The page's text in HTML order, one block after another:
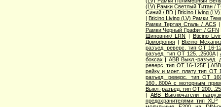
(LV) Рамки Светлый Титан /
Синий / BD|Bticino Living
| Bticino Living (LV) Рамки
Рамки Тертая Сталь / ACS
Рамки Черный Графит / GFN
Шиповник/ LRN
| Bticino
Домофония|Bticino
разъед. реверс. тип OT 16-
разъед. тип OT 125...2500A|
боксах | ABB Выкл.-разъед.
реверс. тип OT 16-125E|
рейку и монт. плату тип OT
разъед. реверс. тип OT
160...800A с моторным
Выкл.-разъед. тип OT
| ABB Выключатели
предохранителями тип XLP